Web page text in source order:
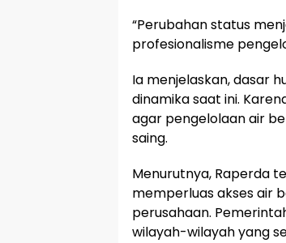
“Perubahan status
profesionalisme
Ia menjelaskan, dasar
dinamika saat ini.
agar pengelolaan air
saing.
Menurutnya, Raperda
memperluas akses air
perusahaan.
wilayah-wilayah yang